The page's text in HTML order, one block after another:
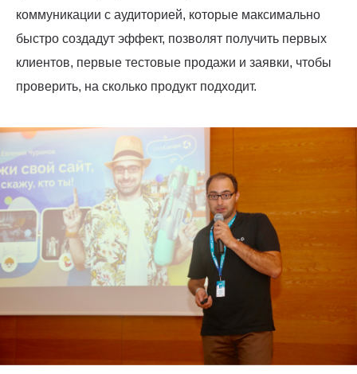
коммуникации с аудиторией, которые максимально
быстро создадут эффект, позволят получить первых
клиентов, первые тестовые продажи и заявки, чтобы
проверить, на сколько продукт подходит.